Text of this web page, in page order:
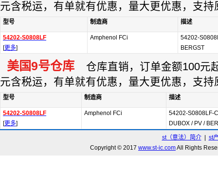
元含税运，有单就有优惠，量大更优惠，支持
型号 制造商 描述
54202-S0808LF
[更多]
Amphenol FCi
54202-
BERGST
美国9号仓库 仓库直销，订单金额100元
元含税运，有单就有优惠，量大更优惠，支持
型号 制造商 描述
54202-S0808LF
[更多]
Amphenol FCi
54202-S0808LF-
DUBOX / PV /
st（意法）简介| st
Copyright © 2017 www.st-ic.comAll Rights